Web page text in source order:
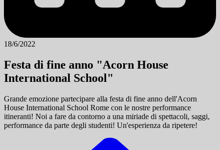
18/6/2022
Festa di fine anno "Acorn House
International School"
Grande emozione partecipare alla festa di fine anno dell'Acorn
House International School Rome con le nostre performance
itineranti! Noi a fare da contorno a una miriade di spettacoli, saggi,
performance da parte degli studenti! Un'esperienza da ripetere!